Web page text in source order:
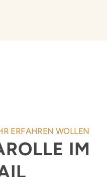
ERFAHREN WOLLEN
IM